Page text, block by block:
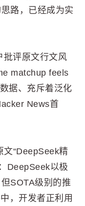
路，已经成为实
批评原文行文风
matchup feels
据、充斥着泛化
News首
“DeepSeek精
DeepSeek以极
SOTA级别的推
，开发者正利用